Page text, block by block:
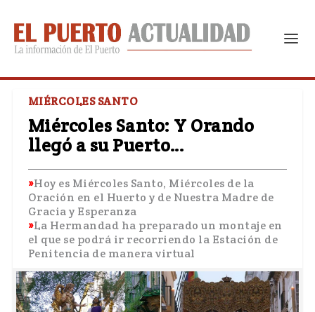
MIÉRCOLES SANTO
Miércoles Santo: Y Orando
llegó a su Puerto…
Hoy es Miércoles Santo, Miércoles de la
Oración en el Huerto y de Nuestra Madre de
Gracia y Esperanza
La Hermandad ha preparado un montaje en
el que se podrá ir recorriendo la Estación de
Penitencia de manera virtual